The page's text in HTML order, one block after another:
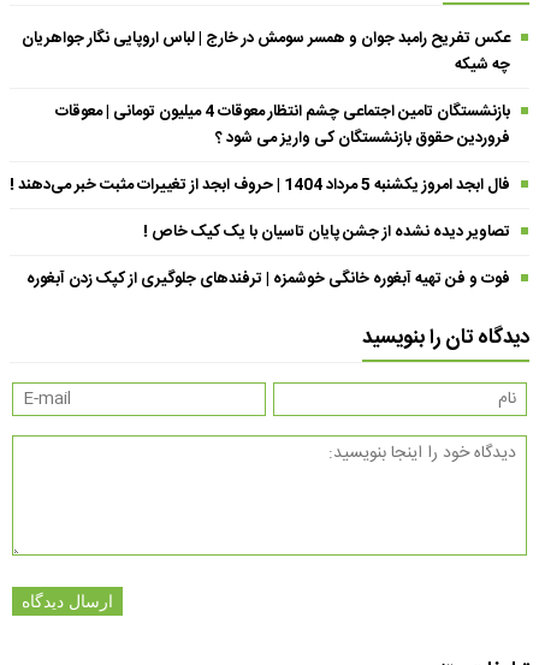
عکس تفریح رامبد جوان و همسر سومش در خارج | لباس اروپایی نگار جواهریان
چه شیکه
بازنشستگان تامین اجتماعی چشم انتظار معوقات 4 میلیون تومانی | معوقات
فروردین حقوق بازنشستگان کی واریز می شود ؟
فال ابجد امروز یکشنبه 5 مرداد 1404 | حروف ابجد از تغییرات مثبت خبر می‌دهند !
تصاویر دیده نشده از جشن پایان تاسیان با یک کیک خاص !
فوت و فن تهیه آبغوره خانگی خوشمزه | ترفندهای جلوگیری از کپک زدن آبغوره
دیدگاه تان را بنویسید
ارسال دیدگاه